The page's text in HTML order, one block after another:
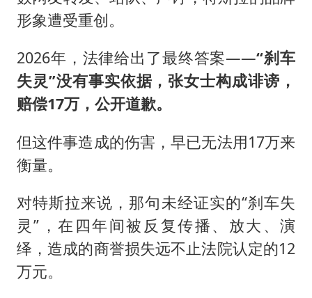
形象遭受重创。
2026年，法律给出了最终答案——“刹车
失灵”没有事实依据，张女士构成诽谤，
赔偿17万，公开道歉。
但这件事造成的伤害，早已无法用17万来
衡量。
对特斯拉来说，那句未经证实的“刹车失
灵”，在四年间被反复传播、放大、演
绎，造成的商誉损失远不止法院认定的12
万元。